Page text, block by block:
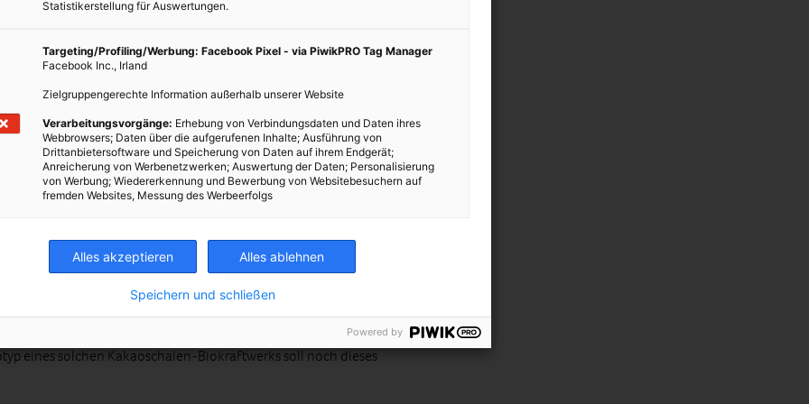
zehn Tonnen Kakaoschalen“ – Foto: © Jing/ pixabay.com
Klimawandel bekämpfen
Erzeugung von Biostrom mittels Kakaoschalen geplant. Die
käme laut Schätzungen auf umgerechnet etwa 45.000 Euro.
ein wichtiger Schritt gegen die
Landes sowie gegen die Abholzung der Wälder gesetzt werden
wesentliches Element im Kampf gegen den Klimawandel:
an klimaschädlichen Treibhausgasen auf oder binden sie und
zu verhindern. „Zweifellos würde die Bereitstellung
also einen großen Beitrag zur Verbesserung der
in ländlichen Gemeinden sowie zur Bekämpfung des
Darkwa. Gleichzeitig soll die Entstehung von solchen
schaffen und dadurch das Einkommen in den
eines solchen Kakaoschalen-Biokraftwerks soll noch dieses
Statistikerstellung für Auswertungen.
Targeting/Profiling/Werbung: Facebook Pixel - via PiwikPRO Tag Manager
Facebook Inc., Irland
Zielgruppengerechte Information außerhalb unserer Website
Verarbeitungsvorgänge: Erhebung von Verbindungsdaten und Daten ihres
Webbrowsers; Daten über die aufgerufenen Inhalte; Ausführung von
Drittanbietersoftware und Speicherung von Daten auf ihrem Endgerät;
Anreicherung von Werbenetzwerken; Auswertung der Daten; Personalisierung
von Werbung; Wiedererkennung und Bewerbung von Websitebesuchern auf
fremden Websites, Messung des Werbeerfolgs
Alles akzeptieren Alles ablehnen
Speichern und schließen
Powered by